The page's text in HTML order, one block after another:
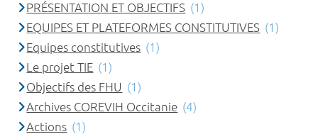
PRÉSENTATION ET OBJECTIFS (1)
EQUIPES ET PLATEFORMES CONSTITUTIVES (1)
Equipes constitutives (1)
Le projet TIE (1)
Objectifs des FHU (1)
Archives COREVIH Occitanie (4)
Actions (1)